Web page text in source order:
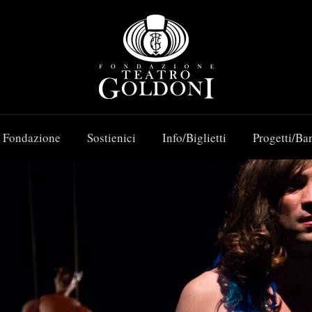
Sostienici Info/Biglietti Progetti/